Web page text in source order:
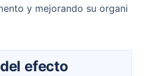
y mejorando su organi
del efecto